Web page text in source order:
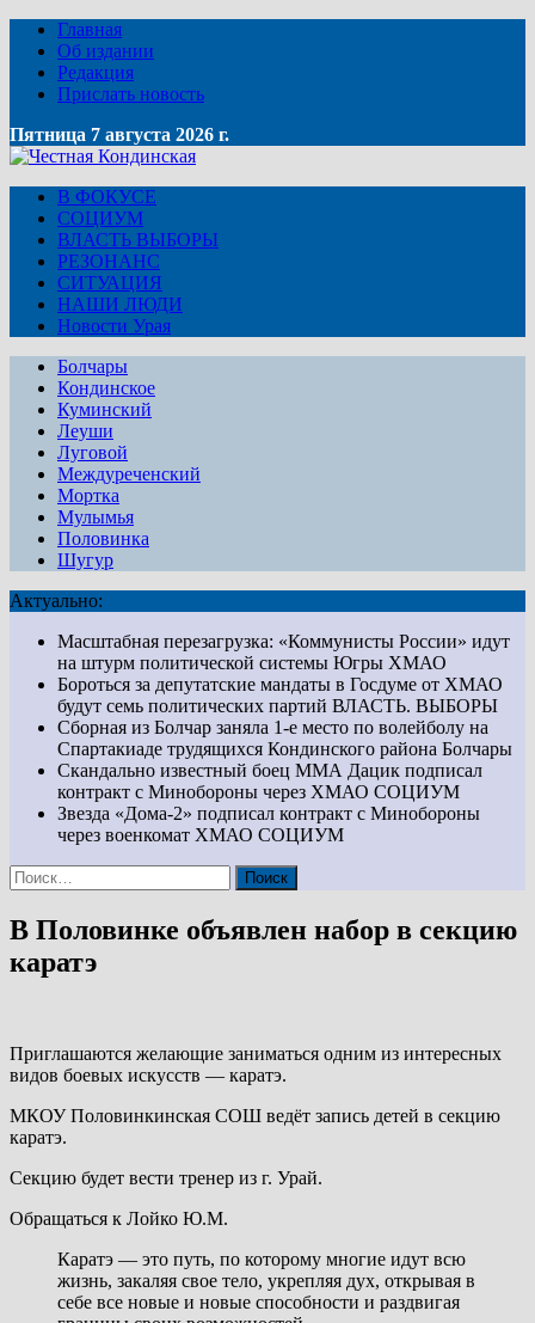
Главная
Об издании
Редакция
Прислать новость
Пятница 7 августа 2026 г.
В ФОКУСЕ
СОЦИУМ
ВЛАСТЬ ВЫБОРЫ
РЕЗОНАНС
СИТУАЦИЯ
НАШИ ЛЮДИ
Новости Урая
Болчары
Кондинское
Куминский
Леуши
Луговой
Междуреченский
Мортка
Мулымья
Половинка
Шугур
Актуально:
Масштабная перезагрузка: «Коммунисты России» идут
на штурм политической системы Югры ХМАО
Бороться за депутатские мандаты в Госдуме от ХМАО
будут семь политических партий ВЛАСТЬ. ВЫБОРЫ
Сборная из Болчар заняла 1-е место по волейболу на
Спартакиаде трудящихся Кондинского района Болчары
Скандально известный боец ММА Дацик подписал
контракт с Минобороны через ХМАО СОЦИУМ
Звезда «Дома-2» подписал контракт с Минобороны
через военкомат ХМАО СОЦИУМ
Найти:
В Половинке объявлен набор в секцию
каратэ
Приглашаются желающие заниматься одним из интересных
видов боевых искусств — каратэ.
МКОУ Половинкинская СОШ ведёт запись детей в секцию
каратэ.
Секцию будет вести тренер из г. Урай.
Обращаться к Лойко Ю.М.
Каратэ — это путь, по которому многие идут всю
жизнь, закаляя свое тело, укрепляя дух, открывая в
себе все новые и новые способности и раздвигая